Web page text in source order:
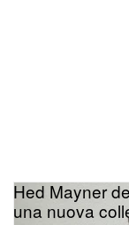
Hed Mayner
una nuova